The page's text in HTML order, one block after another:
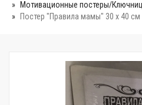
Мотивационные постеры/
Постер "Правила мамы" 30 x 40 см